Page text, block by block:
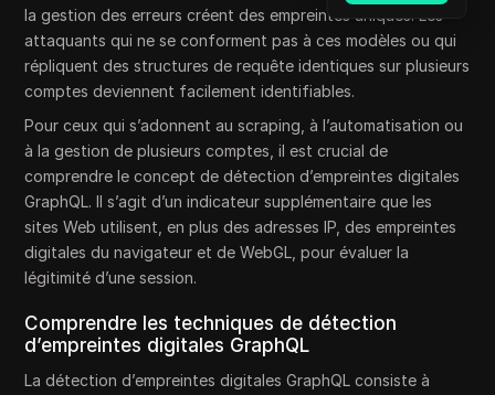
la gestion des erreurs créent des empreintes uniques. Les
attaquants qui ne se conforment pas à ces modèles ou qui
répliquent des structures de requête identiques sur plusieurs
comptes deviennent facilement identifiables.
Pour ceux qui s’adonnent au scraping, à l’automatisation ou
à la gestion de plusieurs comptes, il est crucial de
comprendre le concept de détection d’empreintes digitales
GraphQL. Il s’agit d’un indicateur supplémentaire que les
sites Web utilisent, en plus des adresses IP, des empreintes
digitales du navigateur et de WebGL, pour évaluer la
légitimité d’une session.
Comprendre les techniques de détection
d’empreintes digitales GraphQL
La détection d’empreintes digitales GraphQL consiste à